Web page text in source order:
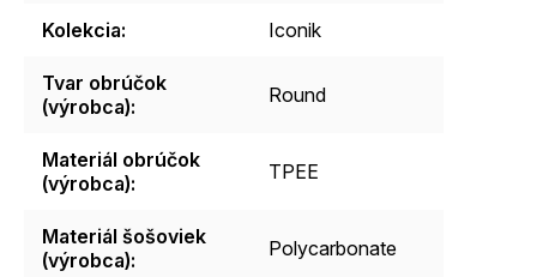
Kolekcia: Iconik
Tvar obrúčok
(výrobca): Round
Materiál obrúčok
(výrobca): TPEE
Materiál šošoviek
(výrobca): Polycarbonate